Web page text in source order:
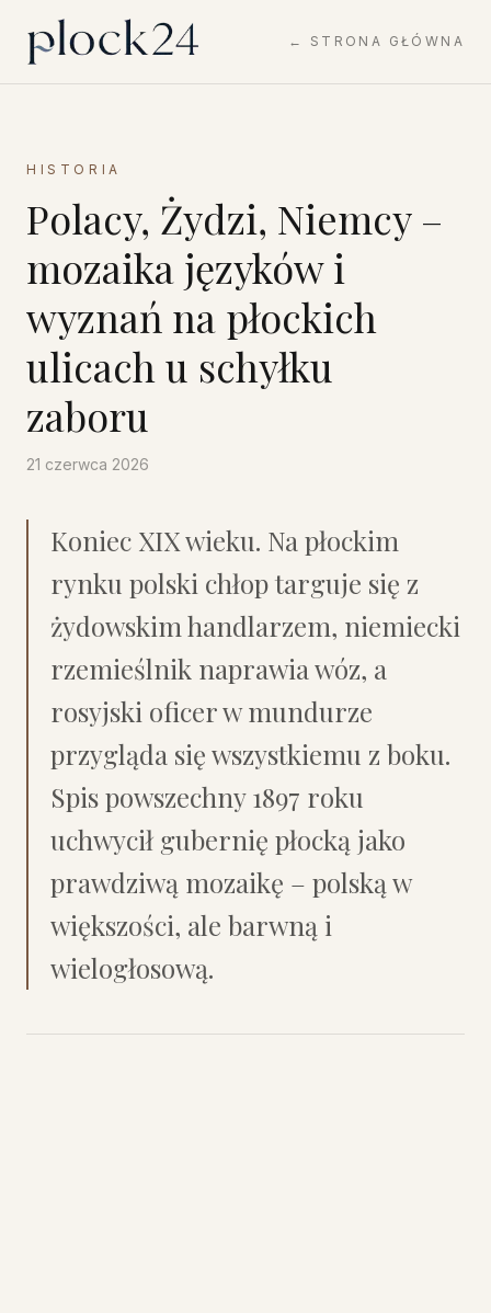
← STRONA GŁÓWNA
HISTORIA
Polacy, Żydzi, Niemcy –
mozaika języków i
wyznań na płockich
ulicach u schyłku
zaboru
21 czerwca 2026
Koniec XIX wieku. Na płockim
rynku polski chłop targuje się z
żydowskim handlarzem, niemiecki
rzemieślnik naprawia wóz, a
rosyjski oficer w mundurze
przygląda się wszystkiemu z boku.
Spis powszechny 1897 roku
uchwycił gubernię płocką jako
prawdziwą mozaikę – polską w
większości, ale barwną i
wielogłosową.